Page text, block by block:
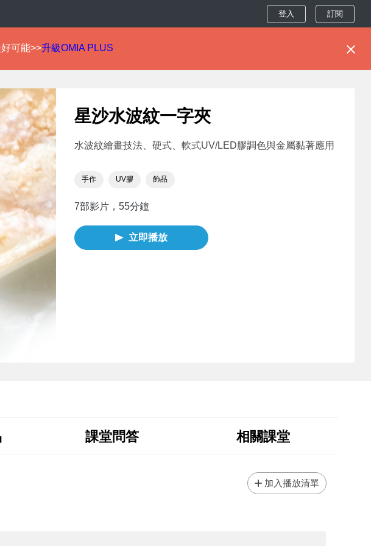
登入 訂閱
可能>>升級OMIA PLUS
星沙水波紋一字夾
水波紋繪畫技法、硬式、軟式UV/LED膠調色與金屬黏著應用
手作 UV膠 飾品
7部影片，55分鐘
立即播放
課堂問答 相關課堂
加入播放清單